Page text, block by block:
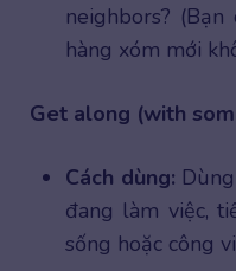
neighbors?
hàng xóm mới
Get along (with
Cách dùng:
đang làm việc,
sống hoặc công